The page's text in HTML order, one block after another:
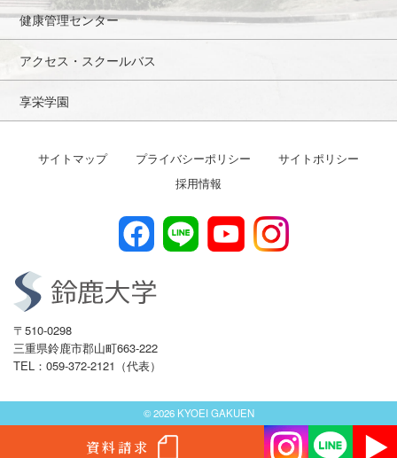
資料請求
健康管理センター
アクセス・スクールバス
享栄学園
〒510-0298
三重県鈴鹿市郡山町663-222
TEL：059-372-2121（代表）
サイトマップ プライバシーポリシー
サイトポリシー
採用情報
© 2026 KYOEI GAKUEN